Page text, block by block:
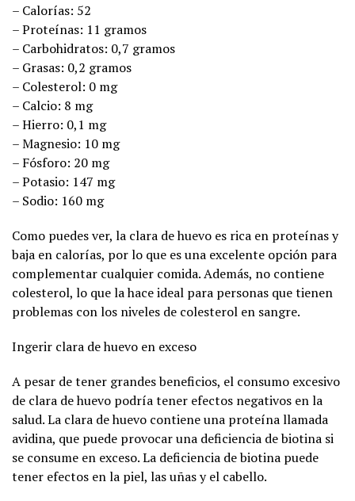
– Calorías: 52
– Proteínas: 11 gramos
– Carbohidratos: 0,7 gramos
– Grasas: 0,2 gramos
– Colesterol: 0 mg
– Calcio: 8 mg
– Hierro: 0,1 mg
– Magnesio: 10 mg
– Fósforo: 20 mg
– Potasio: 147 mg
– Sodio: 160 mg
Como puedes ver, la clara de huevo es rica en proteínas y
baja en calorías, por lo que es una excelente opción para
complementar cualquier comida. Además, no contiene
colesterol, lo que la hace ideal para personas que tienen
problemas con los niveles de colesterol en sangre.
Ingerir clara de huevo en exceso
A pesar de tener grandes beneficios, el consumo excesivo
de clara de huevo podría tener efectos negativos en la
salud. La clara de huevo contiene una proteína llamada
avidina, que puede provocar una deficiencia de biotina si
se consume en exceso. La deficiencia de biotina puede
tener efectos en la piel, las uñas y el cabello.